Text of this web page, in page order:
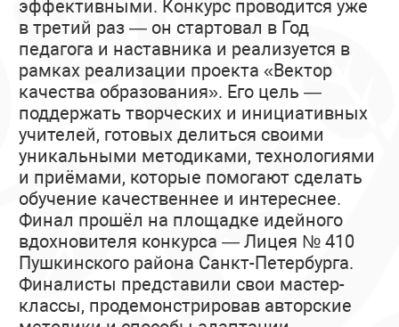
эффективными. Конкурс проводится уже
в третий раз — он стартовал в Год
педагога и наставника и реализуется в
рамках реализации проекта «Вектор
качества образования». Его цель —
поддержать творческих и инициативных
учителей, готовых делиться своими
уникальными методиками, технологиями
и приёмами, которые помогают сделать
обучение качественнее и интереснее.
Финал прошёл на площадке идейного
вдохновителя конкурса — Лицея № 410
Пушкинского района Санкт-Петербурга.
Финалисты представили свои мастер-
классы, продемонстрировав авторские